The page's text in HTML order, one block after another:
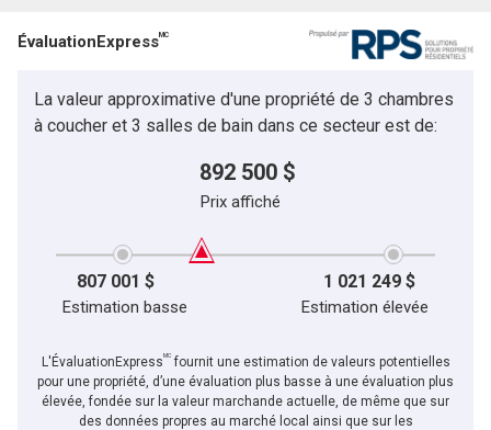
ÉvaluationExpressMC
La valeur approximative d'une propriété de 3 chambres
à coucher et 3 salles de bain dans ce secteur est de:
892 500 $
Prix affiché
807 001 $ 1 021 249 $
Estimation basse Estimation élevée
L'ÉvaluationExpressMCfournit une estimation de valeurs potentielles
pour une propriété, d’une évaluation plus basse à une évaluation plus
élevée, fondée sur la valeur marchande actuelle, de même que sur
des données propres au marché local ainsi que sur les